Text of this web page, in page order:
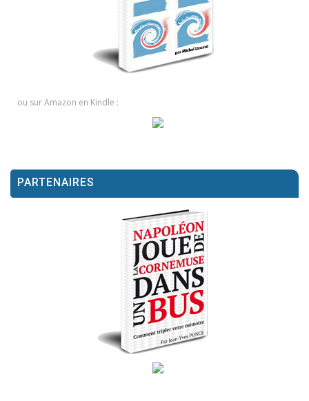
ou sur Amazon en Kindle :
PARTENAIRES